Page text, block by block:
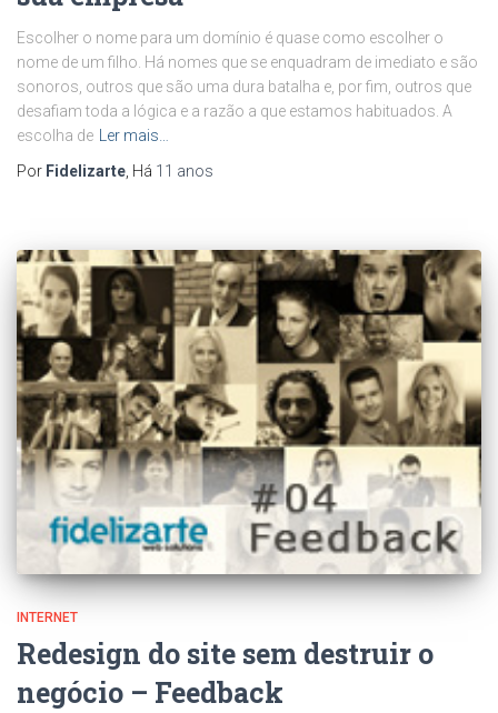
Escolher o nome para um domínio é quase como escolher o
nome de um filho. Há nomes que se enquadram de imediato e são
sonoros, outros que são uma dura batalha e, por fim, outros que
desafiam toda a lógica e a razão a que estamos habituados. A
escolha de
Ler mais…
Por Fidelizarte , Há 11 anos
INTERNET
Redesign do site sem destruir o
negócio – Feedback